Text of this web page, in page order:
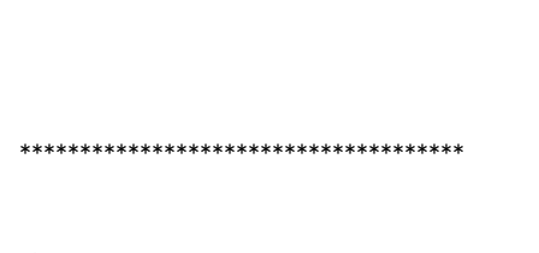
*************************************